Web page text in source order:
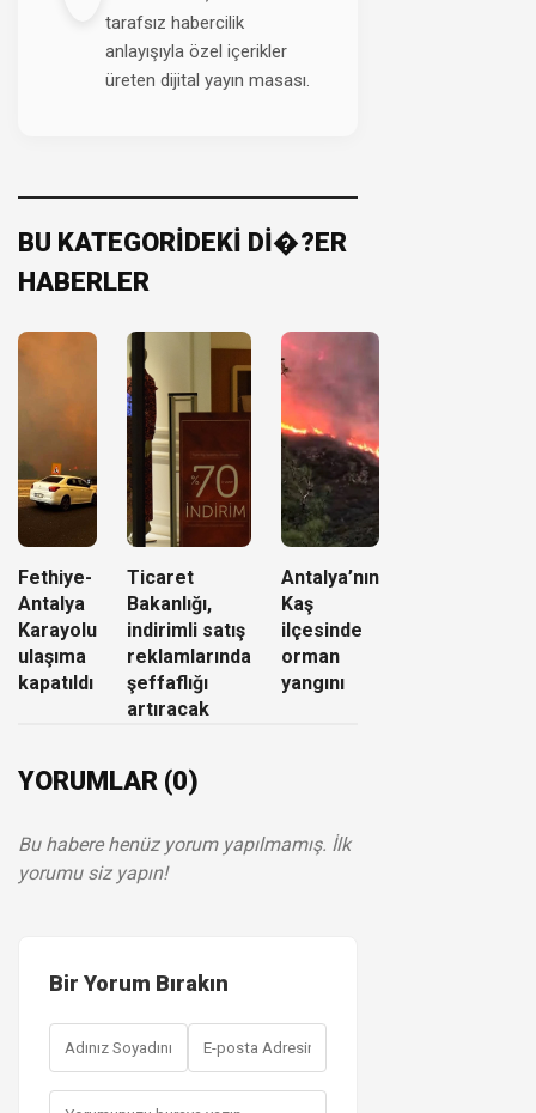
tarafsız habercilik
anlayışıyla özel içerikler
üreten dijital yayın masası.
BU KATEGORİDEKİ Dİ�?ER
HABERLER
Fethiye-
Antalya
Karayolu
ulaşıma
kapatıldı
Ticaret
Bakanlığı,
indirimli satış
reklamlarında
şeffaflığı
artıracak
Antalya’nın
Kaş
ilçesinde
orman
yangını
YORUMLAR (0)
Bu habere henüz yorum yapılmamış. İlk
yorumu siz yapın!
Bir Yorum Bırakın